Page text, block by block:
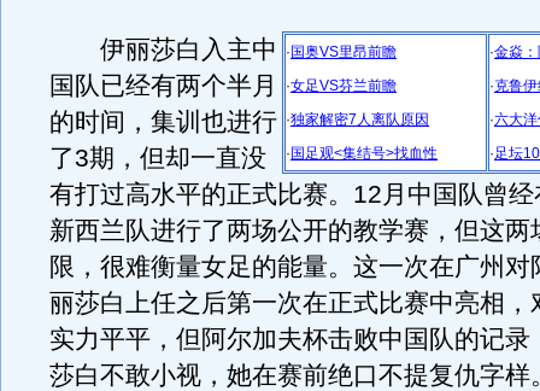
· 国奥VS里昂前瞻
·女足VS芬兰前瞻
·独家解密7人离队原因
· 国足观<集结号>找血性
·金焱
·克鲁
·六大
·足坛
伊丽莎白入主中
国队已经有两个半月
的时间，集训也进行
了3期，但却一直没
有打过高水平的正式比赛。12月中国队曾
新西兰队进行了两场公开的教学赛，但这两
限，很难衡量女足的能量。这一次在广州对
丽莎白上任之后第一次在正式比赛中亮相，
实力平平，但阿尔加夫杯击败中国队的记录
莎白不敢小视，她在赛前绝口不提复仇字样